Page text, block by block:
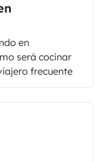
en
será cocinar
frecuente
comidas en ruta?
aquí